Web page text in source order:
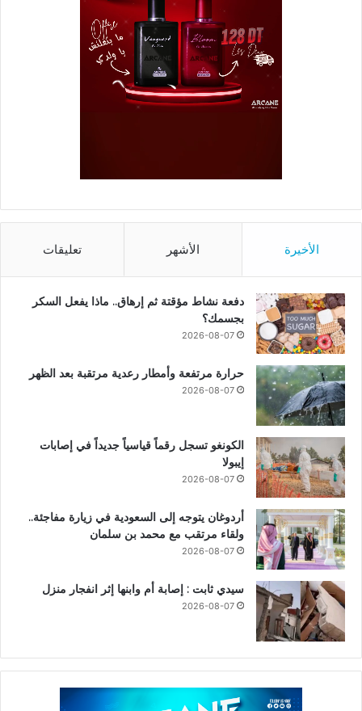
الأخيرة الأشهر تعليقات
دفعة نشاط مؤقتة ثم إرهاق.. ماذا يفعل السكر
بجسمك؟
2026-08-07
حرارة مرتفعة وأمطار رعدية مرتقبة بعد الظهر
2026-08-07
الكونغو تسجل رقماً قياسياً جديداً في إصابات
إيبولا
2026-08-07
أردوغان يتوجه إلى السعودية في زيارة مفاجئة..
ولقاء مرتقب مع محمد بن سلمان
2026-08-07
سيدي ثابت : إصابة أم وابنها إثر انفجار منزل
2026-08-07